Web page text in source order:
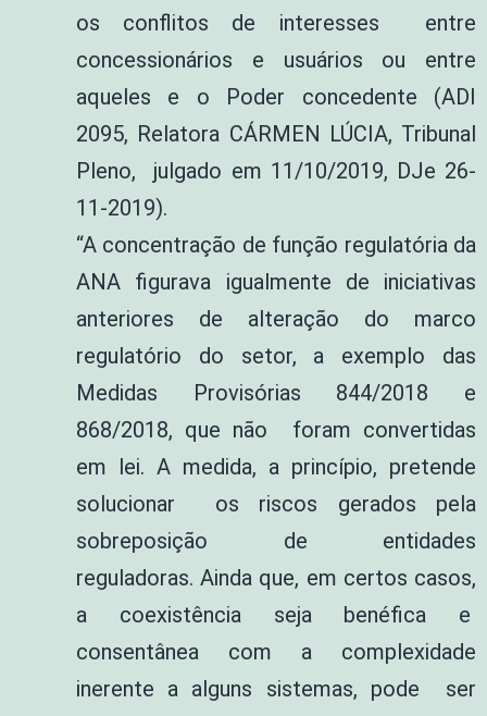
os conflitos de interesses entre
concessionários e usuários ou entre
aqueles e o Poder concedente (ADI
2095, Relatora CÁRMEN LÚCIA, Tribunal
Pleno, julgado em 11/10/2019, DJe 26-
11-2019).
“A concentração de função regulatória da
ANA figurava igualmente de iniciativas
anteriores de alteração do marco
regulatório do setor, a exemplo das
Medidas Provisórias 844/2018 e
868/2018, que não foram convertidas
em lei. A medida, a princípio, pretende
solucionar os riscos gerados pela
sobreposição de entidades
reguladoras. Ainda que, em certos casos,
a coexistência seja benéfica e
consentânea com a complexidade
inerente a alguns sistemas, pode ser